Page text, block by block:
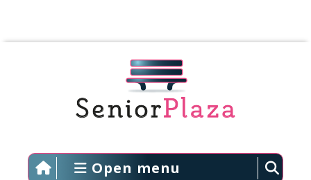
Open menu